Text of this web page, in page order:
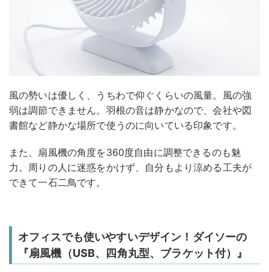
風の勢いは優しく、うちわで仰ぐくらいの風量。風の強
弱は調節できません。羽根の音は静かなので、会社や図
書館など静かな場所で使うのに向いている印象です。
また、扇風機の角度を360度自由に調整できるのも魅
力。周りの人に迷惑をかけず、自分もより涼める工夫が
できて一石二鳥です。
オフィスでも使いやすいデザイン！ダイソーの
『扇風機（USB、四角丸型、ブラケット付）』